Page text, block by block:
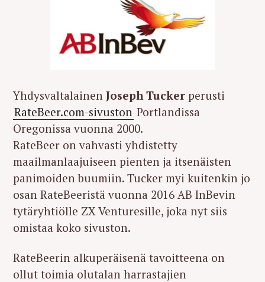
Yhdysvaltalainen Joseph Tucker perusti
RateBeer.com-sivuston Portlandissa
Oregonissa vuonna 2000.
RateBeer on vahvasti yhdistetty
maailmanlaajuiseen pienten ja itsenäisten
panimoiden buumiin. Tucker myi kuitenkin jo
osan RateBeeristä vuonna 2016 AB InBevin
tytäryhtiölle ZX Venturesille, joka nyt siis
omistaa koko sivuston.
RateBeerin alkuperäisenä tavoitteena on
ollut toimia olutalan harrastajien